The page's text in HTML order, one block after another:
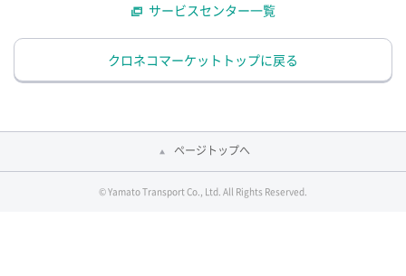
サービスセンター一覧
クロネコマーケットトップに戻る
ページトップへ
© Yamato Transport Co., Ltd. All Rights Reserved.